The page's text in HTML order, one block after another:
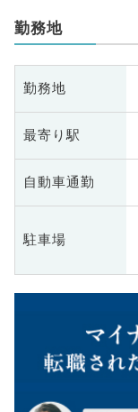
勤務地
勤務地
最寄り駅
自動車通勤
駐車場